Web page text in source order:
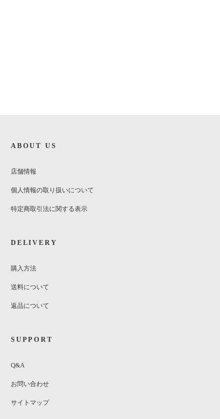
ABOUT US
店舗情報
個人情報の取り扱いについて
特定商取引法に関する表示
DELIVERY
購入方法
送料について
返品について
SUPPORT
Q&A
お問い合わせ
サイトマップ